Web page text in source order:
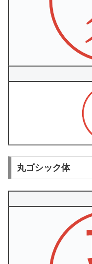
丸ゴシック体